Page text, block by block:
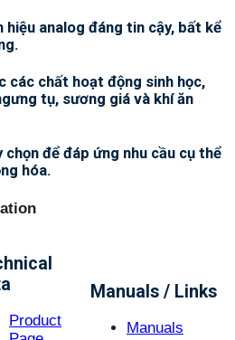
analog đáng tin cậy, bất kể
các chất hoạt động sinh học,
tụ, sương giá và khí ăn
chọn để đáp ứng nhu cầu cụ thể
hóa.
Product
Manuals / Links
Manuals